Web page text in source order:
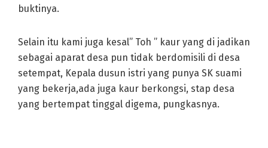
buktinya.
Selain itu kami juga kesal” Toh ” kaur yang di jadikan
sebagai aparat desa pun tidak berdomisili di desa
setempat, Kepala dusun istri yang punya SK suami
yang bekerja,ada juga kaur berkongsi, stap desa
yang bertempat tinggal digema, pungkasnya.